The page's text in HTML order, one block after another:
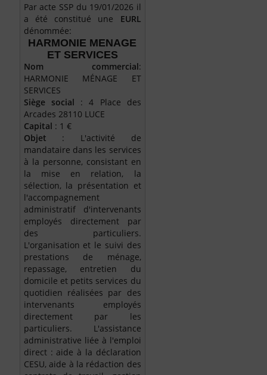
Par acte SSP du 19/01/2026 il
a été constitué une EURL
dénommée:
HARMONIE MENAGE
ET SERVICES
Nom commercial:
HARMONIE MÉNAGE ET
SERVICES
Siège social : 4 Place des
Arcades 28110 LUCE
Capital : 1 €
Objet : L'activité de
mandataire dans les services
à la personne, consistant en
la mise en relation, la
sélection, la présentation et
l'accompagnement
administratif d'intervenants
employés directement par
des particuliers.
L'organisation et le suivi des
prestations de ménage,
repassage, entretien du
domicile et petits services du
quotidien réalisées par des
intervenants employés
directement par les
particuliers. L'assistance
administrative liée à l'emploi
direct : aide à la déclaration
CESU, aide à la rédaction des